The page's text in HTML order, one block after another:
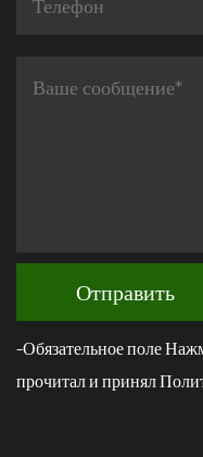
Отправить
-Обязательное поле
прочитал и принял